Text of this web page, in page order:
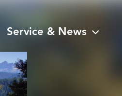
Service & News